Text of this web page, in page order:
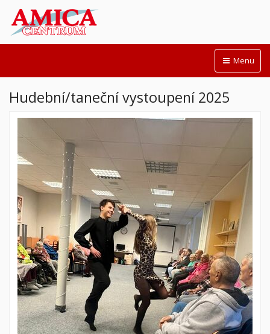
Menu
Hudební/taneční vystoupení 2025